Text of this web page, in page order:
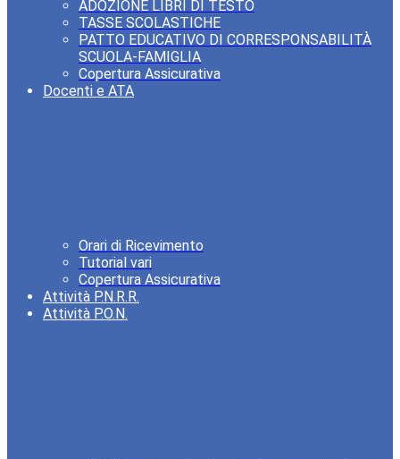
ADOZIONE LIBRI DI TESTO
TASSE SCOLASTICHE
PATTO EDUCATIVO DI CORRESPONSABILITÀ
SCUOLA-FAMIGLIA
Copertura Assicurativa
Docenti e ATA
Orari di Ricevimento
Tutorial vari
Copertura Assicurativa
Attività P.N.R.R.
Attività P.O.N.